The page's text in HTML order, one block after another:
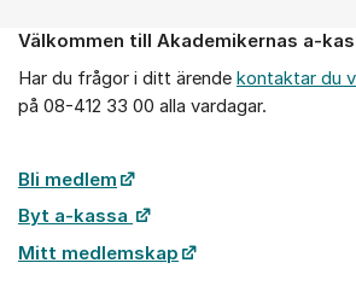
Om forumet
Välkommen till Akademikernas a-
Har du frågor i ditt ärende kontaktar du
på 08-412 33 00 alla vardagar.
Bli medlem
Byt a-kassa
Mitt medlemskap